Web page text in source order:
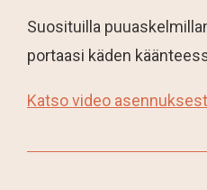
Suosituilla
portaasi käden
Katso video